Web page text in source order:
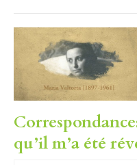
qu’il m’a été